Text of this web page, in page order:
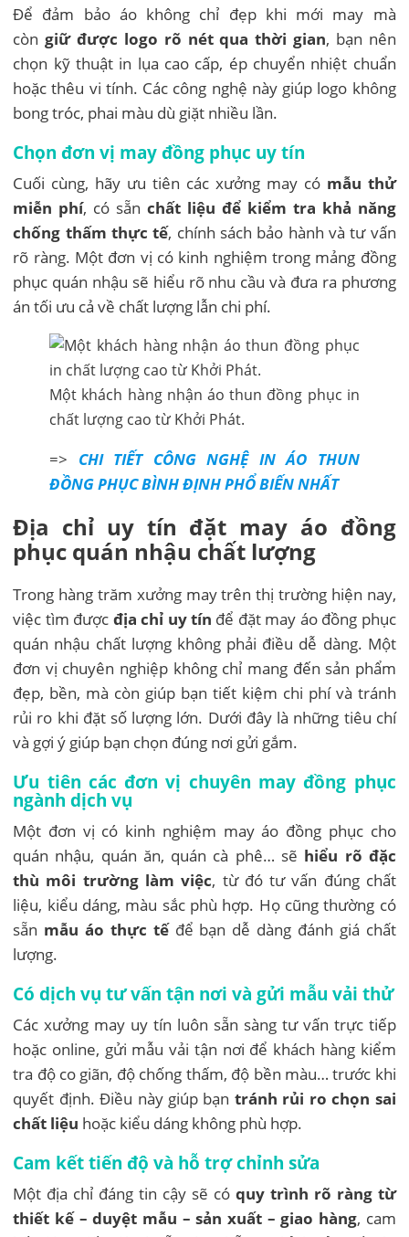
Để đảm bảo áo không chỉ đẹp khi mới may mà
còngiữ được logo rõ nét qua thời gian, bạn nên
chọn kỹ thuật in lụa cao cấp, ép chuyển nhiệt chuẩn
hoặc thêu vi tính. Các công nghệ này giúp logo không
bong tróc, phai màu dù giặt nhiều lần.
Chọn đơn vị may đồng phục uy tín
Cuối cùng, hãy ưu tiên các xưởng may có mẫu thử
miễn phí, có sẵnchất liệu để kiểm tra khả năng
chống thấm thực tế, chính sách bảo hành và tư vấn
rõ ràng. Một đơn vị có kinh nghiệm trong mảng đồng
phục quán nhậu sẽ hiểu rõ nhu cầu và đưa ra phương
án tối ưu cả về chất lượng lẫn chi phí.
Một khách hàng nhận áo thun đồng phục in
chất lượng cao từ Khởi Phát.
=> CHI TIẾT CÔNG NGHỆ IN ÁO THUN
ĐỒNG PHỤC BÌNH ĐỊNH PHỔ BIẾN NHẤT
Địa chỉ uy tín đặt may áo đồng
phục quán nhậu chất lượng
Trong hàng trăm xưởng may trên thị trường hiện nay,
việc tìm được địa chỉ uy tín để đặt may áo đồng phục
quán nhậu chất lượng không phải điều dễ dàng. Một
đơn vị chuyên nghiệp không chỉ mang đến sản phẩm
đẹp, bền, mà còn giúp bạn tiết kiệm chi phí và tránh
rủi ro khi đặt số lượng lớn. Dưới đây là những tiêu chí
và gợi ý giúp bạn chọn đúng nơi gửi gắm.
Ưu tiên các đơn vị chuyên may đồng phục
ngành dịch vụ
Một đơn vị có kinh nghiệm may áo đồng phục cho
quán nhậu, quán ăn, quán cà phê… sẽ hiểu rõ đặc
thù môi trường làm việc, từ đó tư vấn đúng chất
liệu, kiểu dáng, màu sắc phù hợp. Họ cũng thường có
sẵn mẫu áo thực tếđể bạn dễ dàng đánh giá chất
lượng.
Có dịch vụ tư vấn tận nơi và gửi mẫu vải thử
Các xưởng may uy tín luôn sẵn sàng tư vấn trực tiếp
hoặc online, gửi mẫu vải tận nơi để khách hàng kiểm
tra độ co giãn, độ chống thấm, độ bền màu… trước khi
quyết định. Điều này giúp bạn tránh rủi ro chọn sai
chất liệu hoặc kiểu dáng không phù hợp.
Cam kết tiến độ và hỗ trợ chỉnh sửa
Một địa chỉ đáng tin cậy sẽ có quy trình rõ ràng từ
thiết kế – duyệt mẫu – sản xuất – giao hàng, cam